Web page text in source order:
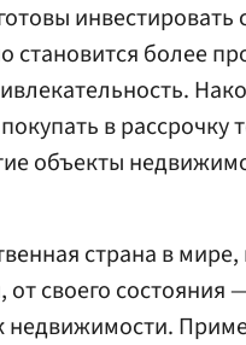
инвестировать
становится более
в рассрочку
объекты
страна в
от своего состояния